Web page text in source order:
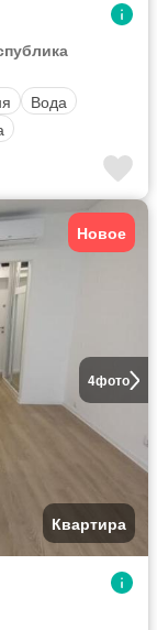
Вода
4фото
Новое
Квартира